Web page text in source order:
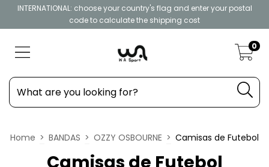
INTERNATIONAL: choose your country's flag and enter your postal
code to calculate the shipping cost
0
Home > BANDAS > OZZY OSBOURNE > Camisas de Futebol